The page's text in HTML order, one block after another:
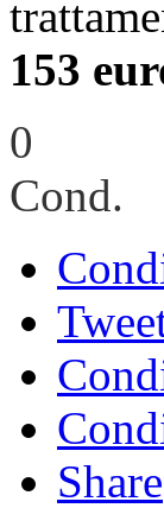
153
0
Cond.
Share